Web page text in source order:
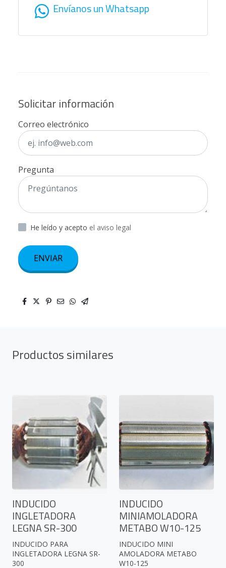
Envíanos un Whatsapp
Solicitar información
Correo electrónico
Pregunta
He leído y acepto el aviso legal
ENVIAR
Productos similares
INDUCIDO
INGLETADORA
LEGNA SR-300
INDUCIDO PARA
INGLETADORA LEGNA SR-
300
INDUCIDO
MINIAMOLADORA
METABO W10-125
INDUCIDO MINI
AMOLADORA METABO
W10-125